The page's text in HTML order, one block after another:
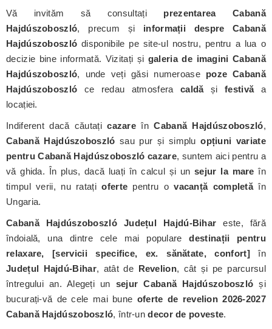
Vă invităm să consultați prezentarea Cabană
Hajdúszoboszló, precum și informații despre Cabană
Hajdúszoboszló disponibile pe site-ul nostru, pentru a lua o
decizie bine informată. Vizitați și galeria de imagini Cabană
Hajdúszoboszló, unde veți găsi numeroase poze Cabană
Hajdúszoboszló ce redau atmosfera caldășifestivăa
locației.
Indiferent dacă căutațicazare înCabană Hajdúszoboszló,
Cabană Hajdúszoboszló sau pur și simpluopțiuni variate
pentru Cabană Hajdúszoboszló cazare, suntem aici pentru a
vă ghida. În plus, dacă luați în calcul și unsejur la mare în
timpul verii, nu ratațioferte pentru ovacanță completăîn
Ungaria.
Cabană Hajdúszoboszló Județul Hajdú-Bihar este, fără
îndoială, una dintre cele mai popularedestinații pentru
relaxare, [servicii specifice, ex. sănătate, confort]în
Județul Hajdú-Bihar, atât de Revelion, cât și pe parcursul
întregului an. Alegeți un sejur Cabană Hajdúszoboszló și
bucurați-vă de cele mai bune oferte de revelion 2026-2027
Cabană Hajdúszoboszló, într-undecor de poveste.